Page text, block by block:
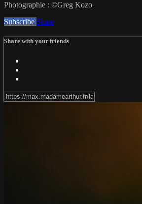
Photographie : ©Greg Kozo
Subscribe Share
Share with your friends